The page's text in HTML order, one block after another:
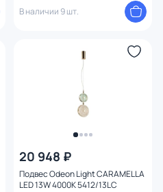
В наличии 9 шт.
20 948 ₽
Подвес Odeon Light CARAMELLA
LED 13W 4000K 5412/13LC